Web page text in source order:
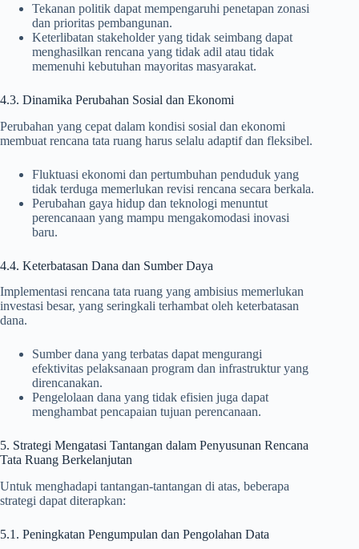
Tekanan politik dapat mempengaruhi penetapan zonasi
dan prioritas pembangunan.
Keterlibatan stakeholder yang tidak seimbang dapat
menghasilkan rencana yang tidak adil atau tidak
memenuhi kebutuhan mayoritas masyarakat.
4.3. Dinamika Perubahan Sosial dan Ekonomi
Perubahan yang cepat dalam kondisi sosial dan ekonomi
membuat rencana tata ruang harus selalu adaptif dan fleksibel.
Fluktuasi ekonomi dan pertumbuhan penduduk yang
tidak terduga memerlukan revisi rencana secara berkala.
Perubahan gaya hidup dan teknologi menuntut
perencanaan yang mampu mengakomodasi inovasi
baru.
4.4. Keterbatasan Dana dan Sumber Daya
Implementasi rencana tata ruang yang ambisius memerlukan
investasi besar, yang seringkali terhambat oleh keterbatasan
dana.
Sumber dana yang terbatas dapat mengurangi
efektivitas pelaksanaan program dan infrastruktur yang
direncanakan.
Pengelolaan dana yang tidak efisien juga dapat
menghambat pencapaian tujuan perencanaan.
5. Strategi Mengatasi Tantangan dalam Penyusunan Rencana
Tata Ruang Berkelanjutan
Untuk menghadapi tantangan-tantangan di atas, beberapa
strategi dapat diterapkan:
5.1. Peningkatan Pengumpulan dan Pengolahan Data